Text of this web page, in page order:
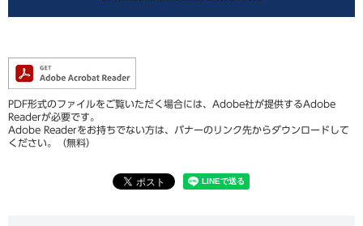
PDF形式のファイルをご覧いただく場合には、Adobe社が提供するAdobe
Readerが必要です。
Adobe Readerをお持ちでない方は、バナーのリンク先からダウンロードして
ください。（無料）